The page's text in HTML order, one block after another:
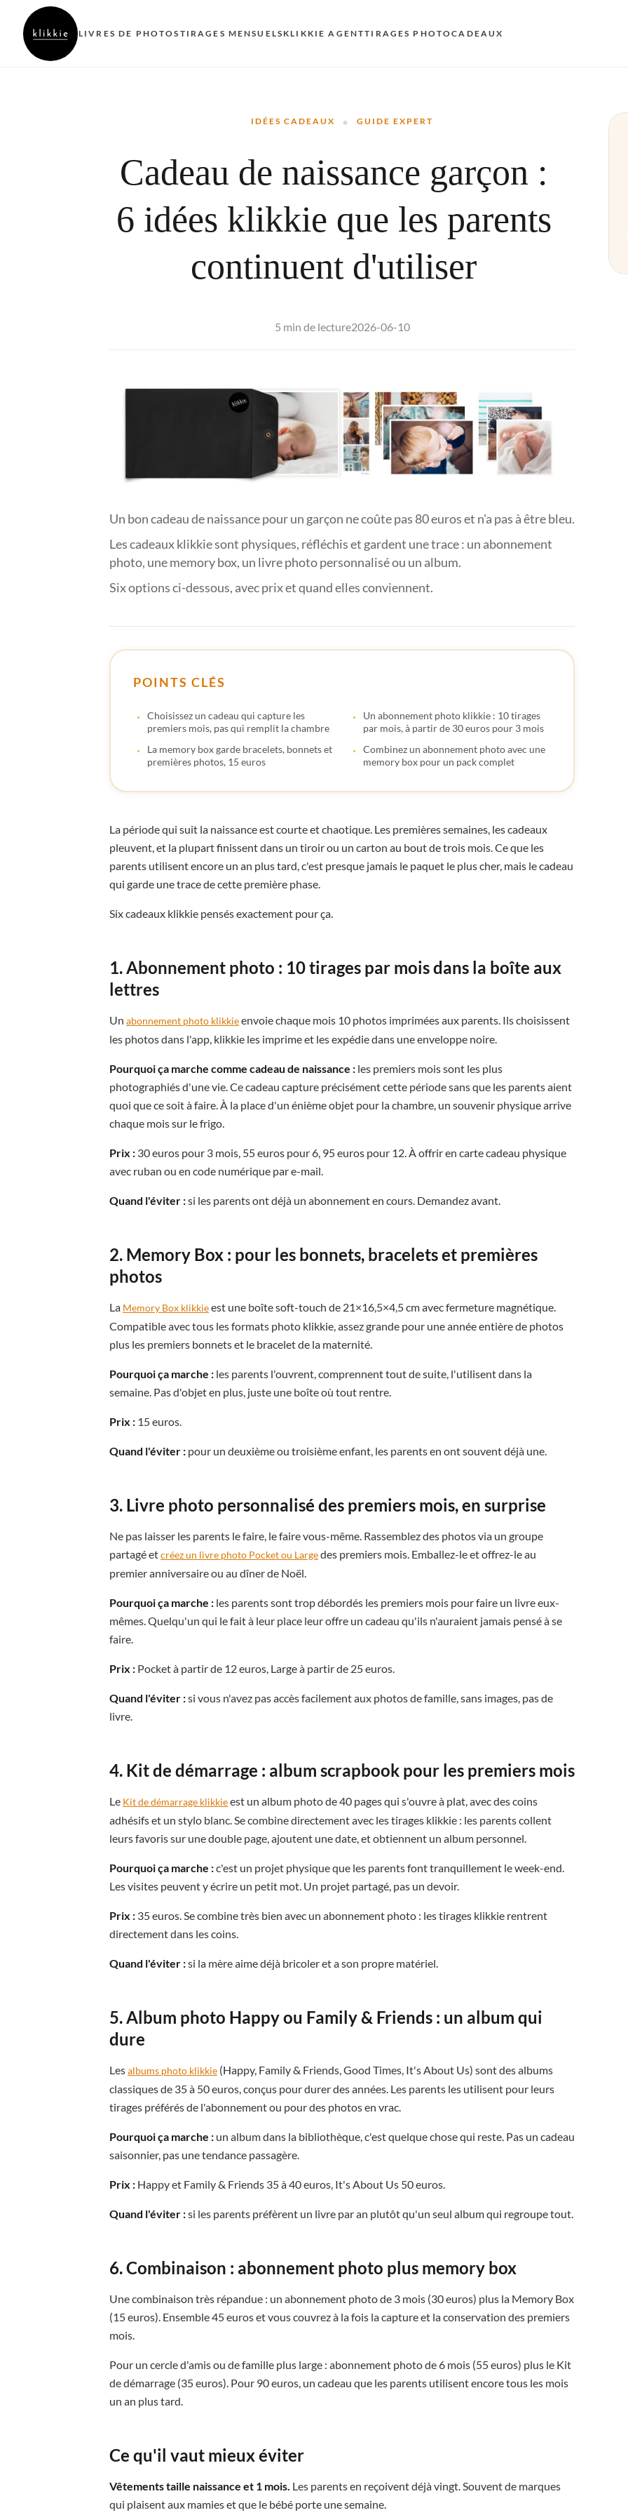
LIVRES DE PHOTOS TIRAGES MENSUELS KLIKKIE AGENTTIRAGES PHOTOCADEAUX
IDÉES CADEAUX · GUIDE EXPERT
Cadeau de naissance garçon :
6 idées klikkie que les parents
continuent d'utiliser
5 min de lecture2026-06-10
Un bon cadeau de naissance pour un garçon ne coûte pas 80 euros et n'a pas à être bleu.
Les cadeaux klikkie sont physiques, réfléchis et gardent une trace : un abonnement
photo, une memory box, un livre photo personnalisé ou un album.
Six options ci-dessous, avec prix et quand elles conviennent.
POINTS CLÉS
Choisissez un cadeau qui capture les
premiers mois, pas qui remplit la chambre
Un abonnement photo klikkie : 10 tirages
par mois, à partir de 30 euros pour 3 mois
La memory box garde bracelets, bonnets et
premières photos, 15 euros
Combinez un abonnement photo avec une
memory box pour un pack complet
La période qui suit la naissance est courte et chaotique. Les premières semaines, les cadeaux
pleuvent, et la plupart finissent dans un tiroir ou un carton au bout de trois mois. Ce que les
parents utilisent encore un an plus tard, c'est presque jamais le paquet le plus cher, mais le cadeau
qui garde une trace de cette première phase.
Six cadeaux klikkie pensés exactement pour ça.
1. Abonnement photo : 10 tirages par mois dans la boîte aux
lettres
Un abonnement photo klikkieenvoie chaque mois 10 photos imprimées aux parents. Ils choisissent
les photos dans l'app, klikkie les imprime et les expédie dans une enveloppe noire.
Pourquoi ça marche comme cadeau de naissance : les premiers mois sont les plus
photographiés d'une vie. Ce cadeau capture précisément cette période sans que les parents aient
quoi que ce soit à faire. À la place d'un énième objet pour la chambre, un souvenir physique arrive
chaque mois sur le frigo.
Prix : 30 euros pour 3 mois, 55 euros pour 6, 95 euros pour 12. À offrir en carte cadeau physique
avec ruban ou en code numérique par e-mail.
Quand l'éviter :si les parents ont déjà un abonnement en cours. Demandez avant.
2. Memory Box : pour les bonnets, bracelets et premières
photos
La Memory Box klikkieest une boîte soft-touch de 21×16,5×4,5 cm avec fermeture magnétique.
Compatible avec tous les formats photo klikkie, assez grande pour une année entière de photos
plus les premiers bonnets et le bracelet de la maternité.
Pourquoi ça marche : les parents l'ouvrent, comprennent tout de suite, l'utilisent dans la
semaine. Pas d'objet en plus, juste une boîte où tout rentre.
Prix : 15 euros.
Quand l'éviter : pour un deuxième ou troisième enfant, les parents en ont souvent déjà une.
3. Livre photo personnalisé des premiers mois, en surprise
Ne pas laisser les parents le faire, le faire vous-même. Rassemblez des photos via un groupe
partagé etcréez un livre photo Pocket ou Largedes premiers mois. Emballez-le et offrez-le au
premier anniversaire ou au dîner de Noël.
Pourquoi ça marche : les parents sont trop débordés les premiers mois pour faire un livre eux-
mêmes. Quelqu'un qui le fait à leur place leur offre un cadeau qu'ils n'auraient jamais pensé à se
faire.
Prix : Pocket à partir de 12 euros, Large à partir de 25 euros.
Quand l'éviter :si vous n'avez pas accès facilement aux photos de famille, sans images, pas de
livre.
4. Kit de démarrage : album scrapbook pour les premiers mois
Le Kit de démarrage klikkieest un album photo de 40 pages qui s'ouvre à plat, avec des coins
adhésifs et un stylo blanc. Se combine directement avec les tirages klikkie : les parents collent
leurs favoris sur une double page, ajoutent une date, et obtiennent un album personnel.
Pourquoi ça marche :c'est un projet physique que les parents font tranquillement le week-end.
Les visites peuvent y écrire un petit mot. Un projet partagé, pas un devoir.
Prix : 35 euros. Se combine très bien avec un abonnement photo : les tirages klikkie rentrent
directement dans les coins.
Quand l'éviter :si la mère aime déjà bricoler et a son propre matériel.
5. Album photo Happy ou Family & Friends : un album qui
dure
Lesalbums photo klikkie (Happy, Family & Friends, Good Times, It's About Us) sont des albums
classiques de 35 à 50 euros, conçus pour durer des années. Les parents les utilisent pour leurs
tirages préférés de l'abonnement ou pour des photos en vrac.
Pourquoi ça marche : un album dans la bibliothèque, c'est quelque chose qui reste. Pas un cadeau
saisonnier, pas une tendance passagère.
Prix : Happy et Family & Friends 35 à 40 euros, It's About Us 50 euros.
Quand l'éviter :si les parents préfèrent un livre par an plutôt qu'un seul album qui regroupe tout.
6. Combinaison : abonnement photo plus memory box
Une combinaison très répandue : un abonnement photo de 3 mois (30 euros) plus la Memory Box
(15 euros). Ensemble 45 euros et vous couvrez à la fois la capture et la conservation des premiers
mois.
Pour un cercle d'amis ou de famille plus large : abonnement photo de 6 mois (55 euros) plus le Kit
de démarrage (35 euros). Pour 90 euros, un cadeau que les parents utilisent encore tous les mois
un an plus tard.
Ce qu'il vaut mieux éviter
Vêtements taille naissance et 1 mois. Les parents en reçoivent déjà vingt. Souvent de marques
qui plaisent aux mamies et que le bébé porte une semaine.